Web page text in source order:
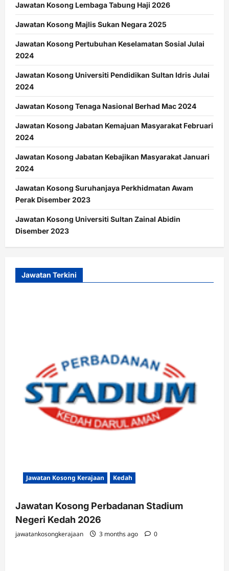
Jawatan Kosong Lembaga Tabung Haji 2026
Jawatan Kosong Majlis Sukan Negara 2025
Jawatan Kosong Pertubuhan Keselamatan Sosial Julai
2024
Jawatan Kosong Universiti Pendidikan Sultan Idris Julai
2024
Jawatan Kosong Tenaga Nasional Berhad Mac 2024
Jawatan Kosong Jabatan Kemajuan Masyarakat Februari
2024
Jawatan Kosong Jabatan Kebajikan Masyarakat Januari
2024
Jawatan Kosong Suruhanjaya Perkhidmatan Awam
Perak Disember 2023
Jawatan Kosong Universiti Sultan Zainal Abidin
Disember 2023
Jawatan Terkini
Jawatan Kosong Kerajaan Kedah
Jawatan Kosong Perbadanan Stadium
Negeri Kedah 2026
jawatankosongkerajaan 3 months ago 0